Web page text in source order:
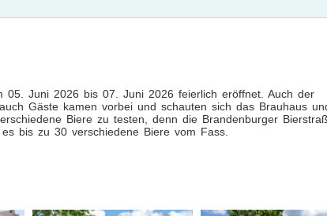
05. Juni 2026 bis 07. Juni 2026 feierlich eröffnet. Auch der
Gäste kamen vorbei und schauten sich das Brauhaus
Biere zu testen, denn die Brandenburger
bis zu 30 verschiedene Biere vom Fass.